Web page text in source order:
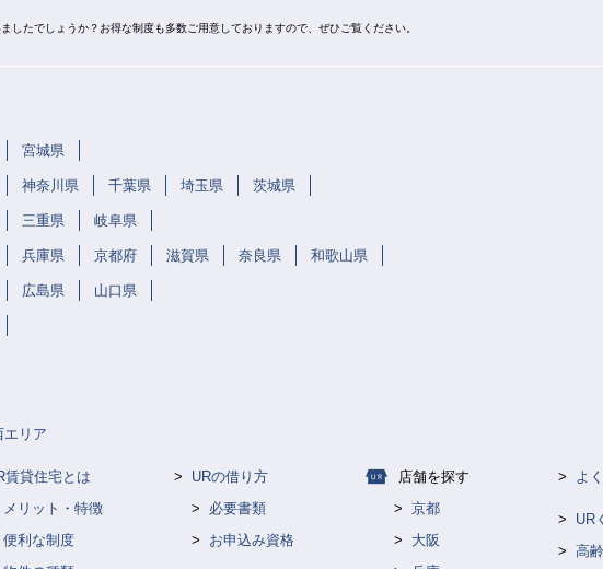
したでしょうか？お得な制度も多数ご用意しておりますので、ぜひご覧ください。
宮城県
神奈川県 千葉県 埼玉県 茨城県
三重県 岐阜県
兵庫県 京都府 滋賀県 奈良県 和歌山県
広島県 山口県
エリア
賃貸住宅とは
メリット・特徴
便利な制度
URの借り方
必要書類
お申込み資格
店舗を探す
京都
大阪
よ
UR
高